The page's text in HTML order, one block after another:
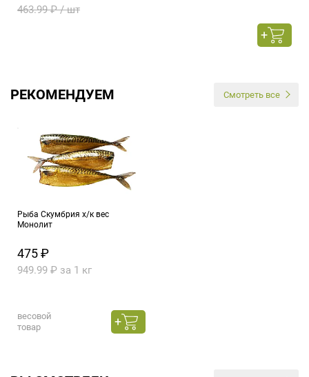
463.99 ₽ / шт
РЕКОМЕНДУЕМ Смотреть все
Рыба Скумбрия х/к вес
Монолит
475 ₽
949.99 ₽ за 1 кг
весовой
товар